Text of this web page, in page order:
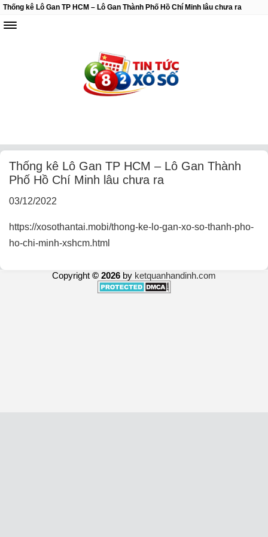
Thống kê Lô Gan TP HCM – Lô Gan Thành Phố Hồ Chí Minh lâu chưa ra
Thống kê Lô Gan TP HCM – Lô Gan Thành
Phố Hồ Chí Minh lâu chưa ra
03/12/2022
https://xosothantai.mobi/thong-ke-lo-gan-xo-so-thanh-pho-
ho-chi-minh-xshcm.html
Copyright © 2026 by ketquanhandinh.com